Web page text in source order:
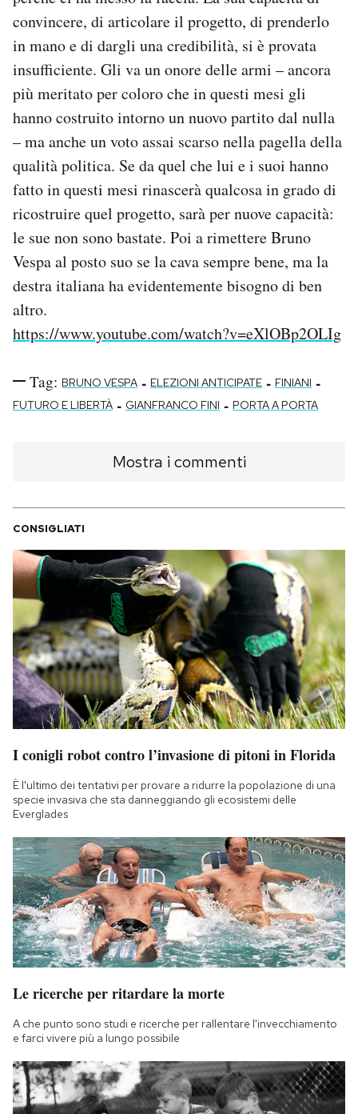
convincere, di articolare il progetto, di prenderlo
in mano e di dargli una credibilità, si è provata
insufficiente. Gli va un onore delle armi – ancora
più meritato per coloro che in questi mesi gli
hanno costruito intorno un nuovo partito dal nulla
– ma anche un voto assai scarso nella pagella della
qualità politica. Se da quel che lui e i suoi hanno
fatto in questi mesi rinascerà qualcosa in grado di
ricostruire quel progetto, sarà per nuove capacità:
le sue non sono bastate. Poi a rimettere Bruno
Vespa al posto suo se la cava sempre bene, ma la
destra italiana ha evidentemente bisogno di ben
altro.
https://www.youtube.com/watch?v=eXlOBp2OLIg
Tag: BRUNO VESPA - ELEZIONI ANTICIPATE - FINIANI -
FUTURO E LIBERTÀ - GIANFRANCO FINI - PORTA A PORTA
Mostra i commenti
CONSIGLIATI
I conigli robot contro l’invasione di pitoni in Florida
È l'ultimo dei tentativi per provare a ridurre la popolazione di una
specie invasiva che sta danneggiando gli ecosistemi delle
Everglades
Le ricerche per ritardare la morte
A che punto sono studi e ricerche per rallentare l'invecchiamento
e farci vivere più a lungo possibile